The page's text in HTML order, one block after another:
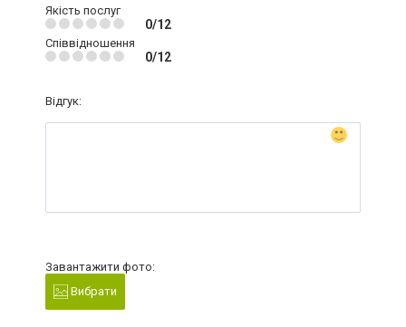
Якість послуг
0/12
Співвідношення
0/12
Відгук:
Завантажити фото:
Вибрати